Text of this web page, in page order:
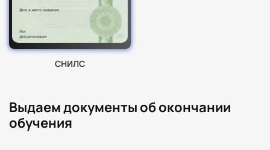
СНИЛС
Выдаем документы об окончании
обучения